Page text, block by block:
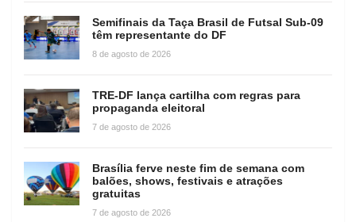
Semifinais da Taça Brasil de Futsal Sub-09
têm representante do DF
8 de agosto de 2026
TRE-DF lança cartilha com regras para
propaganda eleitoral
7 de agosto de 2026
Brasília ferve neste fim de semana com
balões, shows, festivais e atrações
gratuitas
7 de agosto de 2026